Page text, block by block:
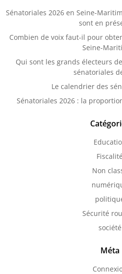
Sénatoriales 2026 en Seine-
sont en
Combien de voix faut-il pour
Seine-
Qui sont les grands électeurs
sénatoriales
Le calendrier des
Sénatoriales 2026 : la
Fiscalité
Non
Sécurité
société
Méta